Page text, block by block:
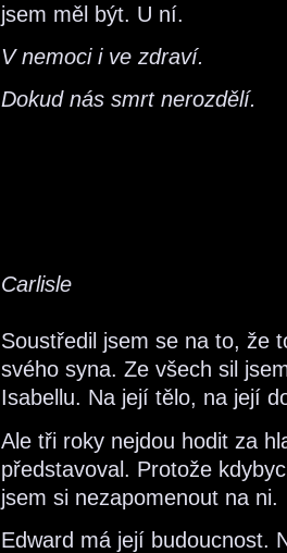
jsem měl být. U ní.
V nemoci i ve zdraví.
Dokud nás smrt nerozdělí.
Carlisle
Soustředil jsem se na to, že
svého syna. Ze všech sil
Isabellu. Na její tělo, na její
Ale tři roky nejdou hodit za
představoval. Protože
jsem si nezapomenout na ni.
Edward má její budoucnost.